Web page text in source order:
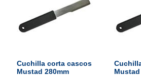
Cuchilla corta cascos
Mustad 280mm
Mustad